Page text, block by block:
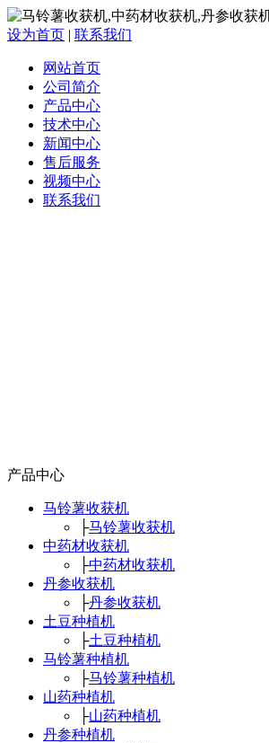
设为首页 | 联系我们
网站首页
公司简介
产品中心
技术中心
新闻中心
售后服务
视频中心
联系我们
产品中心
马铃薯收获机
├马铃薯收获机
中药材收获机
├中药材收获机
丹参收获机
├丹参收获机
土豆种植机
├土豆种植机
马铃薯种植机
├马铃薯种植机
山药种植机
├山药种植机
丹参种植机